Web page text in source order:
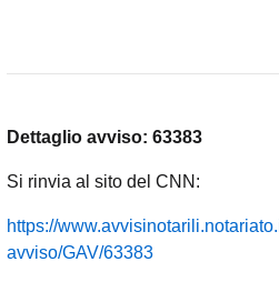
Dettaglio avviso: 63383
Si rinvia al sito del CNN:
https://
avviso/GAV/63383